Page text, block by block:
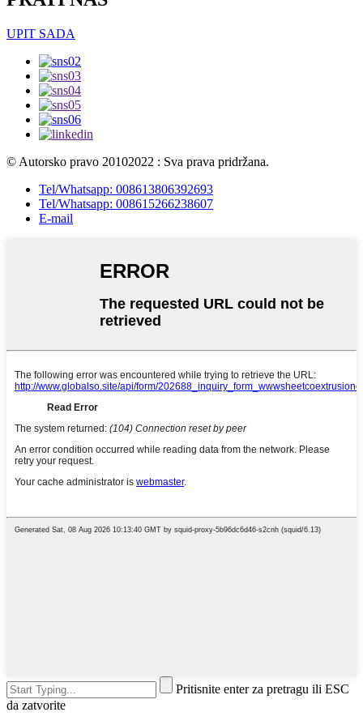
UPIT SADA
© Autorsko pravo 20102022 : Sva prava pridržana.
Tel/Whatsapp: 008613806392693
Tel/Whatsapp: 008615266238607
E-mail
Pritisnite enter za pretragu ili ESC
da zatvorite